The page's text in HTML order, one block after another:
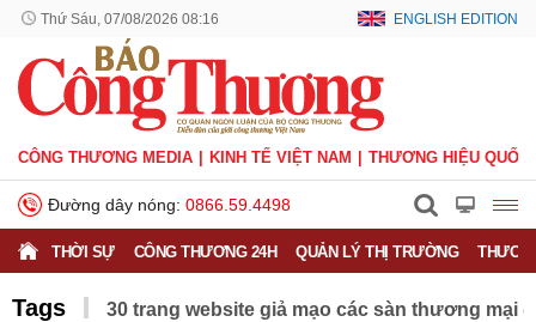
Thứ Sáu, 07/08/2026 08:16 ENGLISH EDITION
CÔNG THƯƠNG MEDIA KINH TẾ VIỆT NAM THƯƠNG HIỆU QUỐC
Đường dây nóng: 0866.59.4498
THỜI SỰ CÔNG THƯƠNG 24H QUẢN LÝ THỊ TRƯỜNG
Tags 30 trang website giả mạo các sàn thương mại